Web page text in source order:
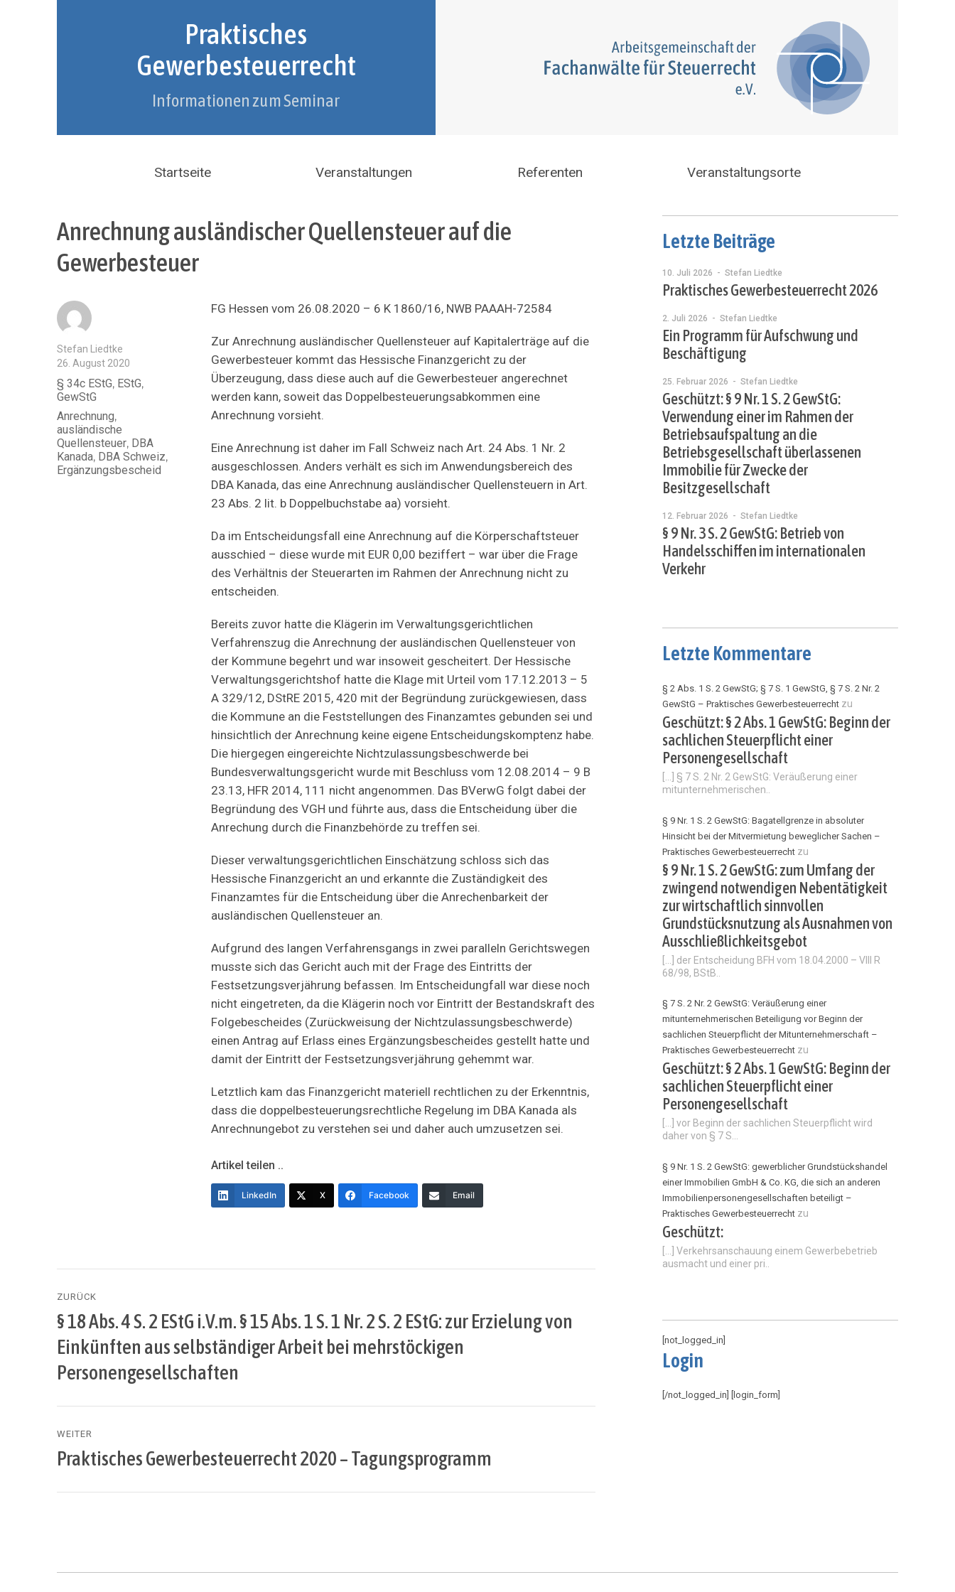
Praktisches
Gewerbesteuerrecht
Informationen zum Seminar
Startseite Veranstaltungen Referenten Veranstaltungsorte
Anrechnung ausländischer Quellensteuer auf die
Gewerbesteuer
FG Hessen vom 26.08.2020 – 6 K 1860/16, NWB PAAAH-72584
Zur Anrechnung ausländischer Quellensteuer auf Kapitalerträge auf die
Gewerbesteuer kommt das Hessische Finanzgericht zu der
Überzeugung, dass diese auch auf die Gewerbesteuer angerechnet
werden kann, soweit das Doppelbesteuerungsabkommen eine
Anrechnung vorsieht.
Eine Anrechnung ist daher im Fall Schweiz nach Art. 24 Abs. 1 Nr. 2
ausgeschlossen. Anders verhält es sich im Anwendungsbereich des
DBA Kanada, das eine Anrechnung ausländischer Quellensteuern in Art.
23 Abs. 2 lit. b Doppelbuchstabe aa) vorsieht.
Da im Entscheidungsfall eine Anrechnung auf die Körperschaftsteuer
ausschied – diese wurde mit EUR 0,00 beziffert – war über die Frage
des Verhältnis der Steuerarten im Rahmen der Anrechnung nicht zu
entscheiden.
Bereits zuvor hatte die Klägerin im Verwaltungsgerichtlichen
Verfahrenszug die Anrechnung der ausländischen Quellensteuer von
der Kommune begehrt und war insoweit gescheitert. Der Hessische
Verwaltungsgerichtshof hatte die Klage mit Urteil vom 17.12.2013 – 5
A 329/12, DStRE 2015, 420 mit der Begründung zurückgewiesen, dass
die Kommune an die Feststellungen des Finanzamtes gebunden sei und
hinsichtlich der Anrechnung keine eigene Entscheidungskomptenz habe.
Die hiergegen eingereichte Nichtzulassungsbeschwerde bei
Bundesverwaltungsgericht wurde mit Beschluss vom 12.08.2014 – 9 B
23.13, HFR 2014, 111 nicht angenommen. Das BVerwG folgt dabei der
Begründung des VGH und führte aus, dass die Entscheidung über die
Anrechung durch die Finanzbehörde zu treffen sei.
Dieser verwaltungsgerichtlichen Einschätzung schloss sich das
Hessische Finanzgericht an und erkannte die Zuständigkeit des
Finanzamtes für die Entscheidung über die Anrechenbarkeit der
ausländischen Quellensteuer an.
Aufgrund des langen Verfahrensgangs in zwei paralleln Gerichtswegen
musste sich das Gericht auch mit der Frage des Eintritts der
Festsetzungsverjährung befassen. Im Entscheidungfall war diese noch
nicht eingetreten, da die Klägerin noch vor Eintritt der Bestandskraft des
Folgebescheides (Zurückweisung der Nichtzulassungsbeschwerde)
einen Antrag auf Erlass eines Ergänzungsbescheides gestellt hatte und
damit der Eintritt der Festsetzungsverjährung gehemmt war.
Letztlich kam das Finanzgericht materiell rechtlichen zu der Erkenntnis,
dass die doppelbesteuerungsrechtliche Regelung im DBA Kanada als
Anrechnungebot zu verstehen sei und daher auch umzusetzen sei.
Artikel teilen ..
LinkedIn X Facebook Email
Autor
Stefan Liedtke
Veröffentlicht
am
26. August 2020
Kategorien
§ 34c EStG, EStG,
GewStG
Schlagwörter
Anrechnung,
ausländische
Quellensteuer, DBA
Kanada, DBA Schweiz,
Ergänzungsbescheid
ZURÜCK
Vorheriger
Beitrag:
§ 18 Abs. 4 S. 2 EStG i.V.m. § 15 Abs. 1 S. 1 Nr. 2 S. 2 EStG: zur Erzielung von
Einkünften aus selbständiger Arbeit bei mehrstöckigen
Personengesellschaften
WEITER
Nächster
Praktisches Gewerbesteuerrecht 2020 – Tagungsprogramm
Letzte Beiträge
10. Juli 2026 - Stefan Liedtke
Praktisches Gewerbesteuerrecht 2026
2. Juli 2026 - Stefan Liedtke
Ein Programm für Aufschwung und
Beschäftigung
25. Februar 2026 - Stefan Liedtke
Geschützt: § 9 Nr. 1 S. 2 GewStG:
Verwendung einer im Rahmen der
Betriebsaufspaltung an die
Betriebsgesellschaft überlassenen
Immobilie für Zwecke der
Besitzgesellschaft
12. Februar 2026 - Stefan Liedtke
§ 9 Nr. 3 S. 2 GewStG: Betrieb von
Handelsschiffen im internationalen
Verkehr
Letzte Kommentare
§ 2 Abs. 1 S. 2 GewStG; § 7 S. 1 GewStG, § 7 S. 2 Nr. 2
GewStG – Praktisches Gewerbesteuerrecht zu
Geschützt: § 2 Abs. 1 GewStG: Beginn der
sachlichen Steuerpflicht einer
Personengesellschaft
[…] § 7 S. 2 Nr. 2 GewStG: Veräußerung einer
mitunternehmerischen..
§ 9 Nr. 1 S. 2 GewStG: Bagatellgrenze in absoluter
Hinsicht bei der Mitvermietung beweglicher Sachen –
Praktisches Gewerbesteuerrecht zu
§ 9 Nr. 1 S. 2 GewStG: zum Umfang der
zwingend notwendigen Nebentätigkeit
zur wirtschaftlich sinnvollen
Grundstücksnutzung als Ausnahmen von
Ausschließlichkeitsgebot
[…] der Entscheidung BFH vom 18.04.2000 – VIII R
68/98, BStB..
§ 7 S. 2 Nr. 2 GewStG: Veräußerung einer
mitunternehmerischen Beteiligung vor Beginn der
sachlichen Steuerpflicht der Mitunternehmerschaft –
Praktisches Gewerbesteuerrecht zu
Geschützt: § 2 Abs. 1 GewStG: Beginn der
sachlichen Steuerpflicht einer
Personengesellschaft
[…] vor Beginn der sachlichen Steuerpflicht wird
daher von § 7 S...
§ 9 Nr. 1 S. 2 GewStG: gewerblicher Grundstückshandel
einer Immobilien GmbH & Co. KG, die sich an anderen
Immobilienpersonengesellschaften beteiligt –
Praktisches Gewerbesteuerrecht zu
Geschützt:
[…] Verkehrsanschauung einem Gewerbebetrieb
ausmacht und einer pri..
[not_logged_in]
Login
[/not_logged_in] [login_form]